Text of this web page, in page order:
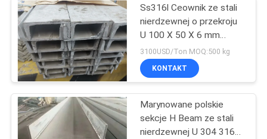
Ss316l Ceownik ze stali
nierdzewnej o przekroju
U 100 X 50 X 6 mm
Grubość wstęgi X 6 m
3100USD/Ton MOQ:500 kg
KONTAKT
Marynowane polskie
sekcje H Beam ze stali
nierdzewnej U 304 316